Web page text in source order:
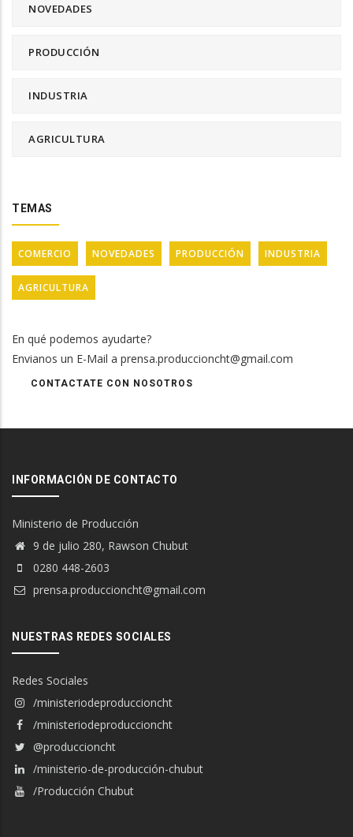
NOVEDADES
PRODUCCIÓN
INDUSTRIA
AGRICULTURA
TEMAS
COMERCIO NOVEDADES PRODUCCIÓN INDUSTRIA
AGRICULTURA
En qué podemos ayudarte?
Envianos un E-Mail a prensa.produccioncht@gmail.com
CONTACTATE CON NOSOTROS
INFORMACIÓN DE CONTACTO
Ministerio de Producción
9 de julio 280, Rawson Chubut
0280 448-2603
prensa.produccioncht@gmail.com
NUESTRAS REDES SOCIALES
Redes Sociales
/ministeriodeproduccioncht
/ministeriodeproduccioncht
@produccioncht
/ministerio-de-producción-chubut
/Producción Chubut